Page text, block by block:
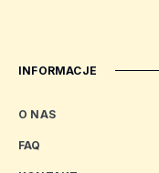
INFORMACJE
O NAS
FAQ